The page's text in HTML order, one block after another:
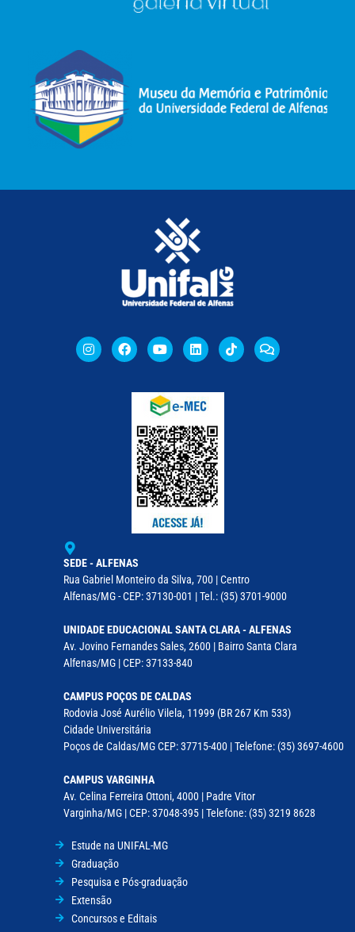
SEDE - ALFENAS
Rua Gabriel Monteiro da Silva, 700 | Centro
Alfenas/MG - CEP: 37130-001 | Tel.: (35) 3701-9000
UNIDADE EDUCACIONAL SANTA CLARA - ALFENAS
Av. Jovino Fernandes Sales, 2600 | Bairro Santa Clara
Alfenas/MG | CEP: 37133-840
CAMPUS POÇOS DE CALDAS
Rodovia José Aurélio Vilela, 11999 (BR 267 Km 533)
Cidade Universitária
Poços de Caldas/MG CEP: 37715-400 | Telefone: (35) 3697-4600
CAMPUS VARGINHA
Av. Celina Ferreira Ottoni, 4000 | Padre Vitor
Varginha/MG | CEP: 37048-395 | Telefone: (35) 3219 8628
Estude na UNIFAL-MG
Graduação
Pesquisa e Pós-graduação
Extensão
Concursos e Editais